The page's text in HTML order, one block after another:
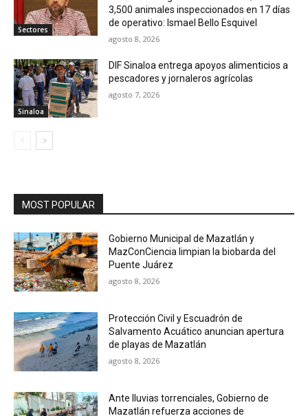
Sectores
3,500 animales inspeccionados en 17 días
de operativo: Ismael Bello Esquivel
agosto 8, 2026
Sinaloa
DIF Sinaloa entrega apoyos alimenticios a
pescadores y jornaleros agrícolas
agosto 7, 2026
MOST POPULAR
Gobierno Municipal de Mazatlán y
MazConCiencia limpian la biobarda del
Puente Juárez
agosto 8, 2026
Protección Civil y Escuadrón de
Salvamento Acuático anuncian apertura
de playas de Mazatlán
agosto 8, 2026
Ante lluvias torrenciales, Gobierno de
Mazatlán refuerza acciones de